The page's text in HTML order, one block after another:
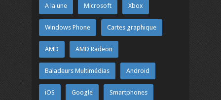
A la une Microsoft Xbox
Windows Phone Cartes graphique
AMD AMD Radeon
Baladeurs Multimédias Android
iOS Google Smartphones